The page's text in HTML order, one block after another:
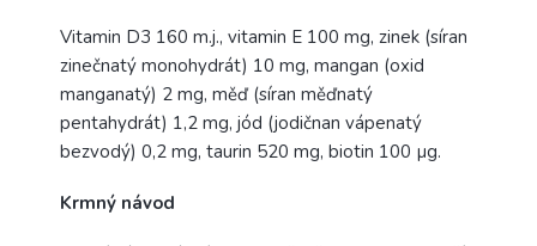
Vitamin D3 160 m.j., vitamin E 100 mg, zinek (síran
zinečnatý monohydrát) 10 mg, mangan (oxid
manganatý) 2 mg, měď (síran měďnatý
pentahydrát) 1,2 mg, jód (jodičnan vápenatý
bezvodý) 0,2 mg, taurin 520 mg, biotin 100 µg.
Krmný návod